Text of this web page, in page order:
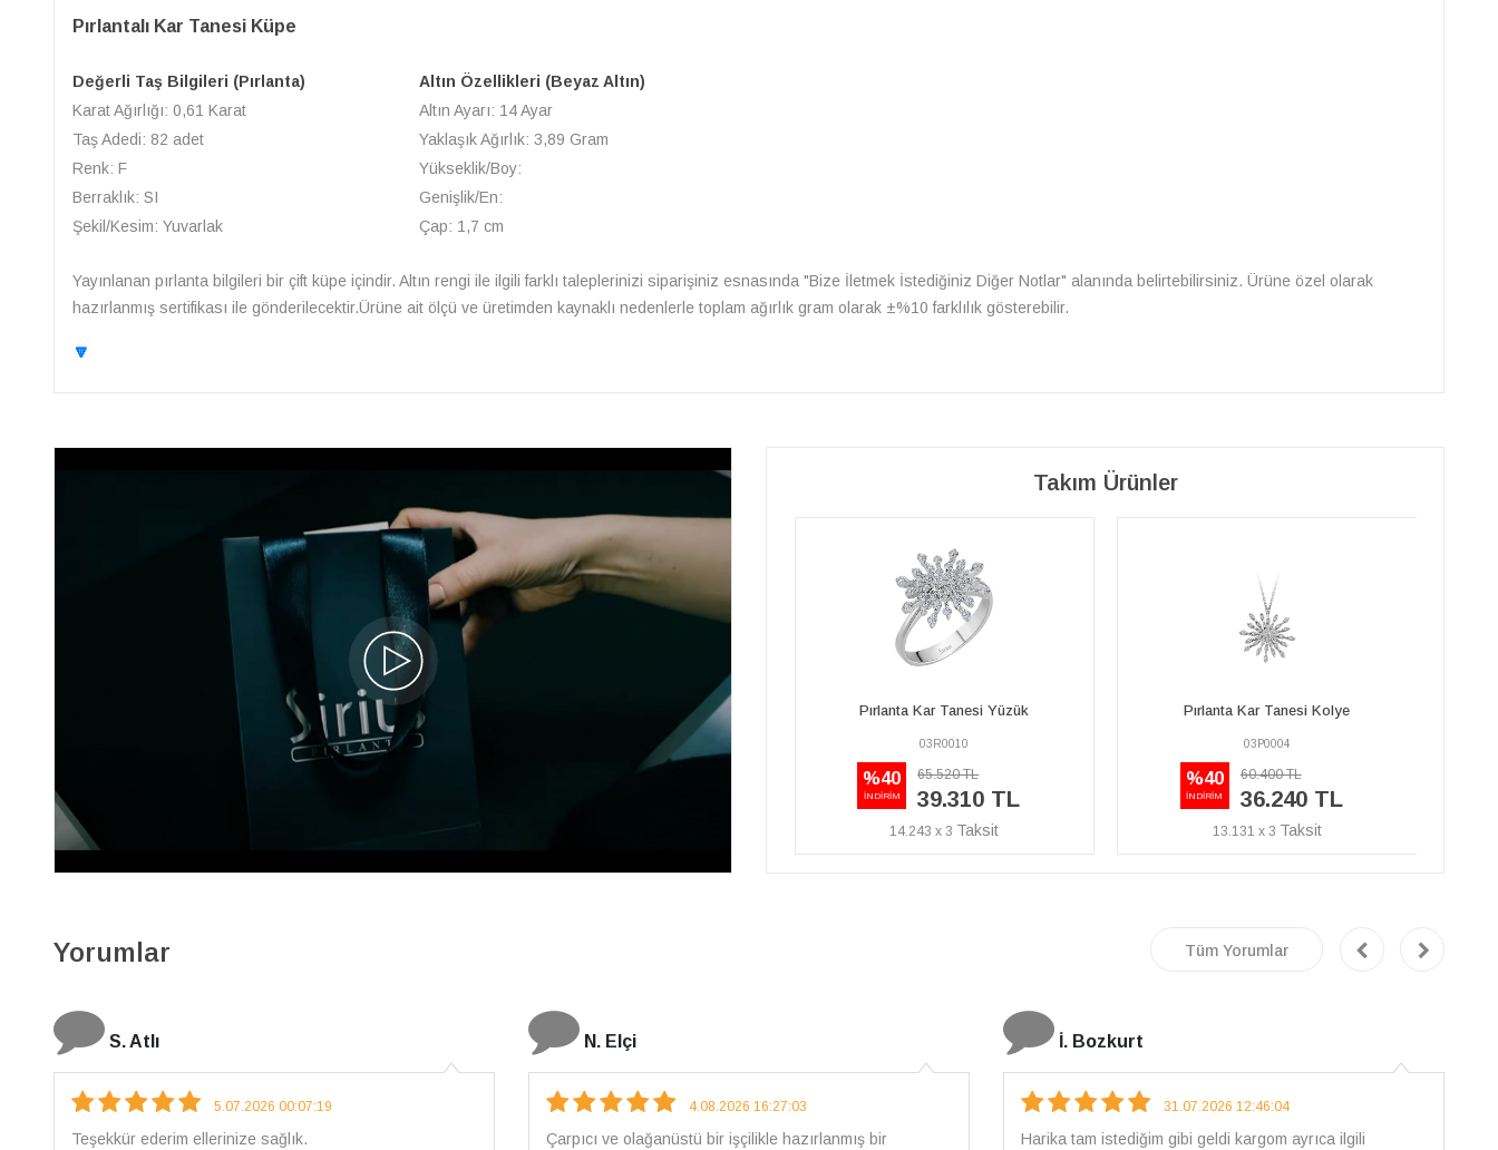
Pırlantalı Kar Tanesi Küpe
Değerli Taş Bilgileri (Pırlanta)
Karat Ağırlığı: 0,61 Karat
Taş Adedi: 82 adet
Renk: F
Berraklık: SI
Şekil/Kesim: Yuvarlak
Altın Özellikleri (Beyaz Altın)
Altın Ayarı: 14 Ayar
Yaklaşık Ağırlık: 3,89 Gram
Yükseklik/Boy:
Genişlik/En:
Çap: 1,7 cm
Yayınlanan pırlanta bilgileri bir çift küpe içindir. Altın rengi ile ilgili farklı taleplerinizi siparişiniz esnasında "Bize İletmek İstediğiniz Diğer Notlar" alanında belirtebilirsiniz. Ürüne özel olarak
hazırlanmış sertifikası ile gönderilecektir.Ürüne ait ölçü ve üretimden kaynaklı nedenlerle toplam ağırlık gram olarak ±%10 farklılık gösterebilir.
🔽
Takım Ürünler
Pırlanta Kar Tanesi Kolye
03P0004
Pırlanta Kar Tanesi Yüzük
65.520 TL
Pırlanta Kar Tanesi Kolye
03P0004
%40
İNDİRİM
60.400 TL
36.240 TL
13.131 x 3
Pırlanta Kar Tanesi Yüzük
03R0010
%40
İNDİRİM
65.520 TL
39.310 TL
14.243 x 3
Yorumlar Tüm Yorumlar
N. Elçi
4.08.2026 16:27:03
Çarpıcı ve olağanüstü bir işçilikle hazırlanmış bir
İ. Bozkurt
31.07.2026 12:46:04
Harika tam istediğim gibi geldi kargom ayrıca ilgili
E.T
18.07.2026 12:38:01
Pirlantami teslim alana kadar tüm surecte bilgilendirildim,